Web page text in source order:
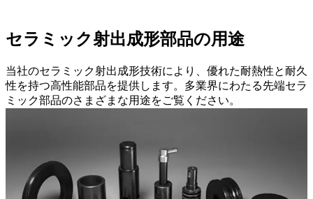
セラミック射出成形部品の用途
当社のセラミック射出成形技術により、優れた耐熱性と耐久
性を持つ高性能部品を提供します。多業界にわたる先端セラ
ミック部品のさまざまな用途をご覧ください。